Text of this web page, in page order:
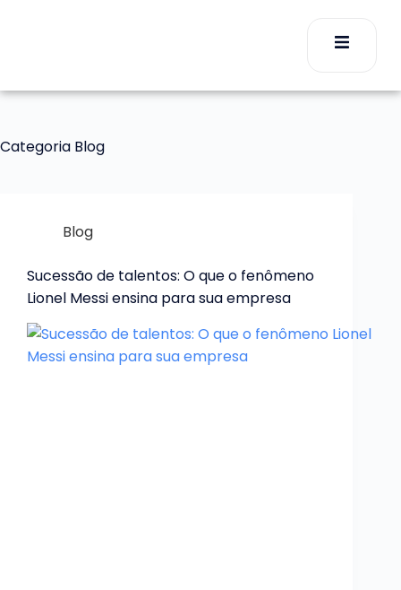
Categoria Blog
Blog
Sucessão de talentos: O que o fenômeno
Lionel Messi ensina para sua empresa